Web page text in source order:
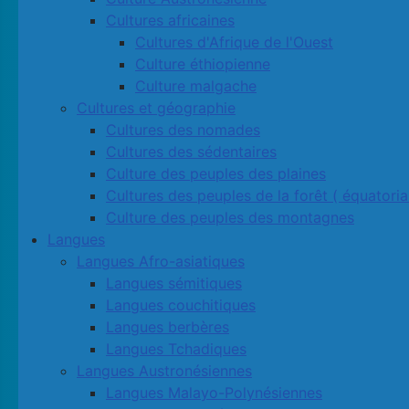
Cultures africaines
Cultures d'Afrique de l'Ouest
Culture éthiopienne
Culture malgache
Cultures et géographie
Cultures des nomades
Cultures des sédentaires
Culture des peuples des plaines
Cultures des peuples de la forêt (
Culture des peuples des montagnes
Langues
Langues Afro-asiatiques
Langues sémitiques
Langues couchitiques
Langues berbères
Langues Tchadiques
Langues Austronésiennes
Langues Malayo-Polynésiennes